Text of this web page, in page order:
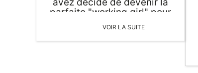
avez décidé de devenir la
parfaite "working girl" pour
organiser votre quotidien
en toute sérénité,
découvrez notre gamme de
VOIR LA SUITE